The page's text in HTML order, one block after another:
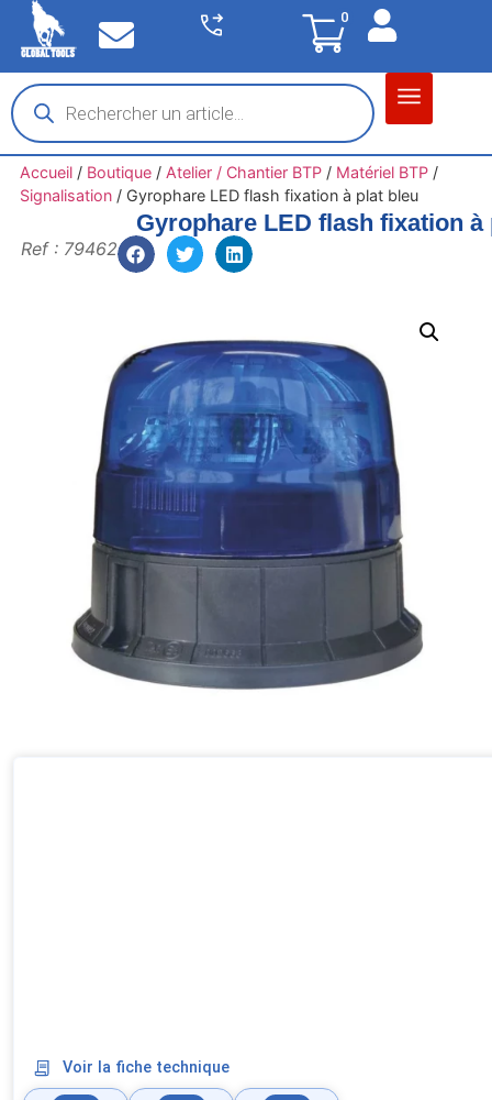
0
Accueil/ Boutique/ Atelier / Chantier BTP/ Matériel BTP/
Signalisation/ Gyrophare LED flash fixation à plat bleu
Gyrophare LED flash fixation à
Ref : 79462
Voir la fiche technique